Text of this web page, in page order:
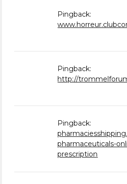
Pingback:
Pingback:
http://
Pingback:
pharmaceuticals-
prescription